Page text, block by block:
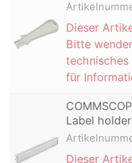
Dieser
Bitte
technisches
für
Label
Dieser